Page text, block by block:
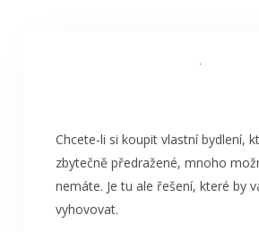
Chcete-li si koupit vlastní bydlení,
zbytečně předražené, mnoho
nemáte. Je tu ale řešení, které by
vyhovovat.